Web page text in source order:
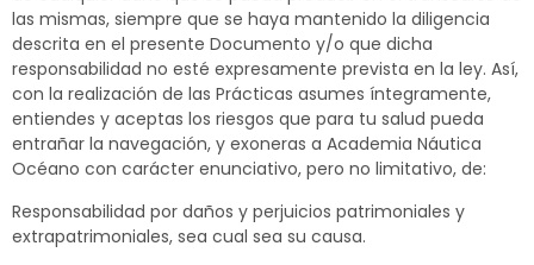
las mismas, siempre que se haya mantenido la diligencia
descrita en el presente Documento y/o que dicha
responsabilidad no esté expresamente prevista en la ley. Así,
con la realización de las Prácticas asumes íntegramente,
entiendes y aceptas los riesgos que para tu salud pueda
entrañar la navegación, y exoneras a Academia Náutica
Océano con carácter enunciativo, pero no limitativo, de:
Responsabilidad por daños y perjuicios patrimoniales y
extrapatrimoniales, sea cual sea su causa.